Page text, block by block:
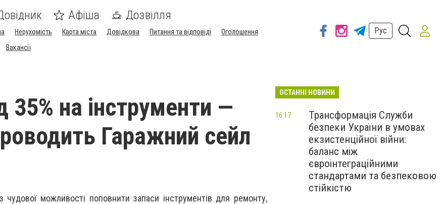
Афіша Дозвілля
Нерухомість Карта міста Довідкова Питання та відповіді
Оголошення
Вакансії
Рус
35% на інструменти —
Гаражний сейл
можливості поповнити запаси інструментів для ремонту,
ОСТАННІ НОВИНИ
Трансформація Служби
безпеки України в умовах
екзистенційної війни:
баланс між
євроінтеграційними
стандартами та безпековою
стійкістю
16:17